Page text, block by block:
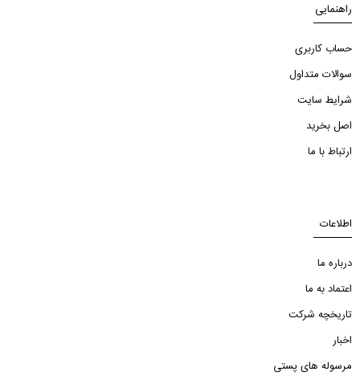
راهنمایی
حساب کاربری
سوالات متداول
شرایط سایت
اصل بخرید
ارتباط با ما
اطلاعات
درباره ما
اعتماد به ما
تاریخچه شرکت
اخبار
مرسوله های پستی